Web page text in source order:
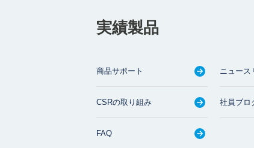
実績製品
商品サポート ニュース
CSRの取り組み 社員ブロ
FAQ